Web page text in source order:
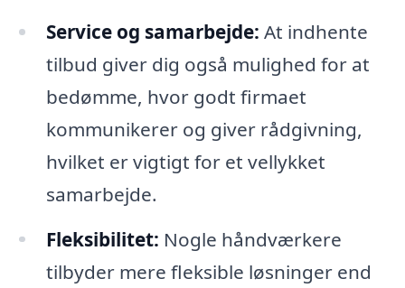
Service og samarbejde: At indhente
tilbud giver dig også mulighed for at
bedømme, hvor godt firmaet
kommunikerer og giver rådgivning,
hvilket er vigtigt for et vellykket
samarbejde.
Fleksibilitet: Nogle håndværkere
tilbyder mere fleksible løsninger end